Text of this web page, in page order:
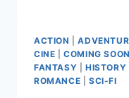
ACTION |
CINE |COMING SOON
FANTASY
HISTORY
ROMANCE
SCI-FI